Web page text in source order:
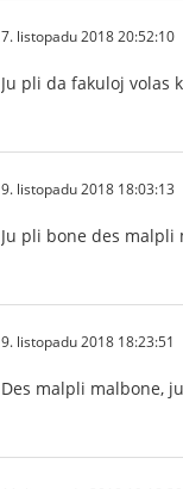
7. listopadu 2018 20:52:10
Ju pli da fakuloj volas
9. listopadu 2018 18:03:13
Ju pli bone des malpli
9. listopadu 2018 18:23:51
Des malpli malbone,